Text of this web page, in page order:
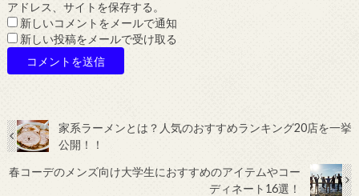
アドレス、サイトを保存する。
新しいコメントをメールで通知
新しい投稿をメールで受け取る
家系ラーメンとは？人気のおすすめランキング20店を一挙
公開！！
春コーデのメンズ向け大学生におすすめのアイテムやコー
ディネート16選！